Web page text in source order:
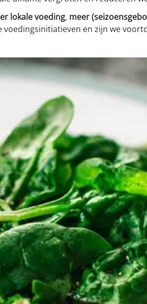
lokale voeding, meer
en zijn we